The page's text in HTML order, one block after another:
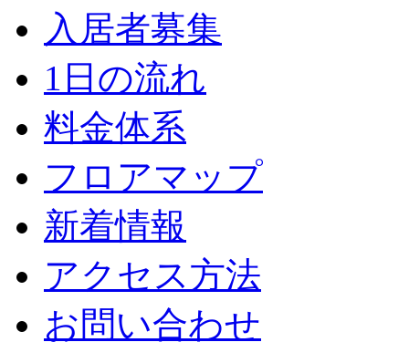
入居者募集
1日の流れ
料金体系
フロアマップ
新着情報
アクセス方法
お問い合わせ